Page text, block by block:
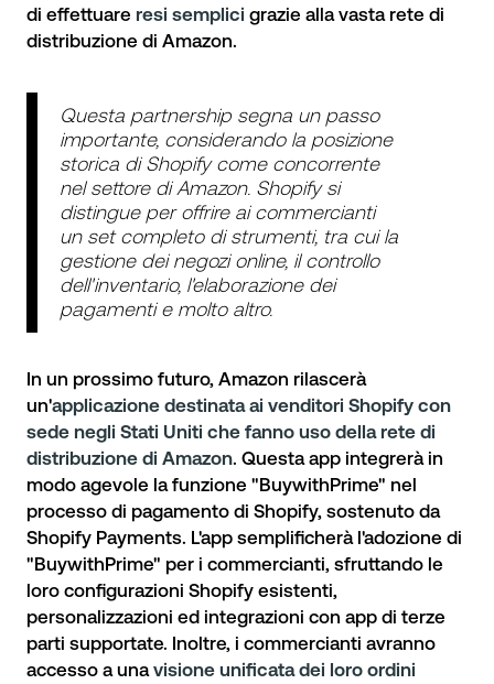
di effettuare resi semplici grazie alla vasta rete di
distribuzione di Amazon.
Questa partnership segna un passo
importante, considerando la posizione
storica di Shopify come concorrente
nel settore di Amazon. Shopify si
distingue per offrire ai commercianti
un set completo di strumenti, tra cui la
gestione dei negozi online, il controllo
dell'inventario, l'elaborazione dei
pagamenti e molto altro.
In un prossimo futuro, Amazon rilascerà
un'applicazione destinata ai venditori Shopify con
sede negli Stati Uniti che fanno uso della rete di
distribuzione di Amazon. Questa app integrerà in
modo agevole la funzione "BuywithPrime" nel
processo di pagamento di Shopify, sostenuto da
Shopify Payments. L'app semplificherà l'adozione di
"BuywithPrime" per i commercianti, sfruttando le
loro configurazioni Shopify esistenti,
personalizzazioni ed integrazioni con app di terze
parti supportate. Inoltre, i commercianti avranno
accesso a unavisione unificata dei loro ordini